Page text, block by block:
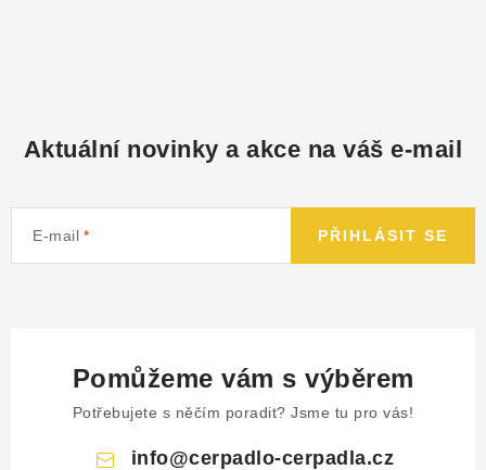
Aktuální novinky a akce na váš e-mail
E-mail PŘIHLÁSIT SE
Pomůžeme vám s výběrem
Potřebujete s něčím poradit? Jsme tu pro vás!
info@cerpadlo-cerpadla.cz